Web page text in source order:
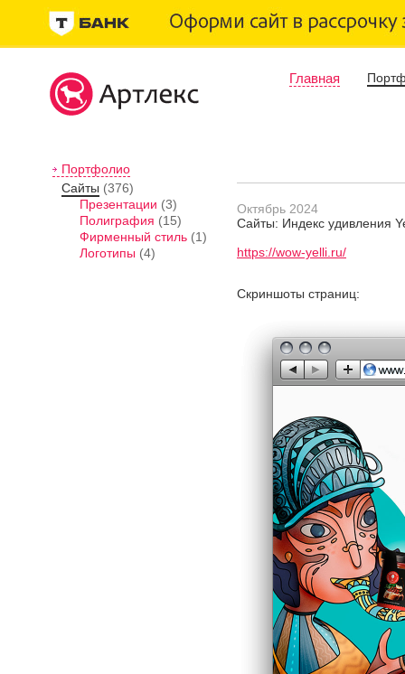
Главная
Портфолио
Сайты (376)
Презентации (3)
Полиграфия (15)
Фирменный стиль (1)
Логотипы (4)
Октябрь 2024
Сайты: Индекс удивления
https://wow-yelli.ru/
Скриншоты страниц: